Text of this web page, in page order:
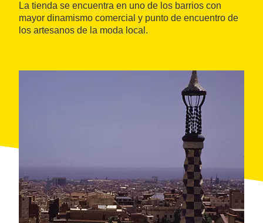
La tienda se encuentra en uno de los barrios con
mayor dinamismo comercial y punto de encuentro de
los artesanos de la moda local.